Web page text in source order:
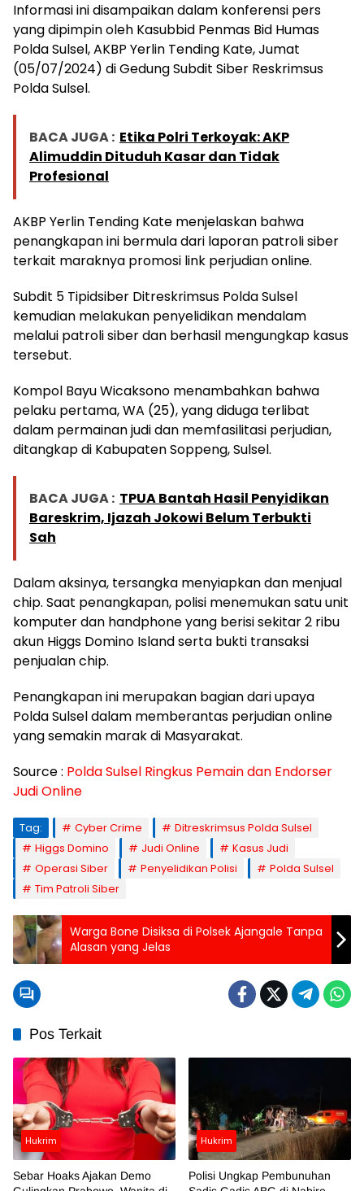
Informasi ini disampaikan dalam konferensi pers
yang dipimpin oleh Kasubbid Penmas Bid Humas
Polda Sulsel, AKBP Yerlin Tending Kate, Jumat
(05/07/2024) di Gedung Subdit Siber Reskrimsus
Polda Sulsel.
BACA JUGA : Etika Polri Terkoyak: AKP
Alimuddin Dituduh Kasar dan Tidak
Profesional
AKBP Yerlin Tending Kate menjelaskan bahwa
penangkapan ini bermula dari laporan patroli siber
terkait maraknya promosi link perjudian online.
Subdit 5 Tipidsiber Ditreskrimsus Polda Sulsel
kemudian melakukan penyelidikan mendalam
melalui patroli siber dan berhasil mengungkap kasus
tersebut.
Kompol Bayu Wicaksono menambahkan bahwa
pelaku pertama, WA (25), yang diduga terlibat
dalam permainan judi dan memfasilitasi perjudian,
ditangkap di Kabupaten Soppeng, Sulsel.
BACA JUGA : TPUA Bantah Hasil Penyidikan
Bareskrim, Ijazah Jokowi Belum Terbukti
Sah
Dalam aksinya, tersangka menyiapkan dan menjual
chip. Saat penangkapan, polisi menemukan satu unit
komputer dan handphone yang berisi sekitar 2 ribu
akun Higgs Domino Island serta bukti transaksi
penjualan chip.
Penangkapan ini merupakan bagian dari upaya
Polda Sulsel dalam memberantas perjudian online
yang semakin marak di Masyarakat.
Source : Polda Sulsel Ringkus Pemain dan Endorser
Judi Online
Tag: Cyber Crime
Ditreskrimsus Polda Sulsel
Higgs Domino
Judi Online
Kasus Judi
Operasi Siber
Penyelidikan Polisi
Polda Sulsel
Tim Patroli Siber
Warga Bone Disiksa di Polsek Ajangale Tanpa
Alasan yang Jelas
Pos Terkait
Hukrim
Sebar Hoaks Ajakan Demo
Hukrim
Polisi Ungkap Pembunuhan